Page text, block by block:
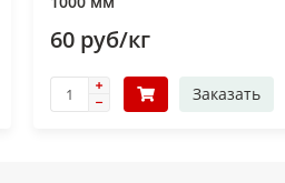
60 руб/кг
Заказать